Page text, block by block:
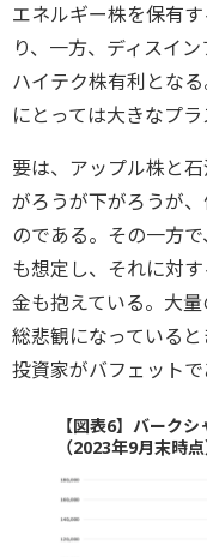
エネルギー株を保有
り、一方、ディスイ
ハイテク株有利とな
にとっては大きなプラ
要は、アップル株と
がろうが下がろうが
のである。その一方
も想定し、それに対
金も抱えている。大
総悲観になっている
投資家がバフェットで
【図表6】バーク
（2023年9月末時点